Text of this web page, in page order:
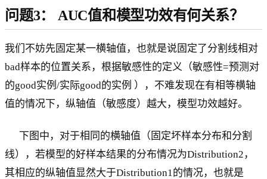
问题3： AUC值和模型功效有何关系？
我们不妨先固定某一横轴值，也就是说固定了分割线相对
bad样本的位置关系，根据敏感性的定义（敏感性=预测对
的good实例/实际good的实例 ），不难发现在有相等横轴
值的情况下，纵轴值（敏感度）越大，模型功效越好。
下图中，对于相同的横轴值（固定坏样本分布和分割
线），若模型的好样本结果的分布情况为Distribution2，
其相应的纵轴值显然大于Distribution1的情况，也就是